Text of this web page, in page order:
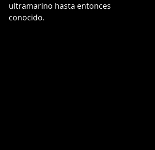
ultramarino hasta entonces
conocido.